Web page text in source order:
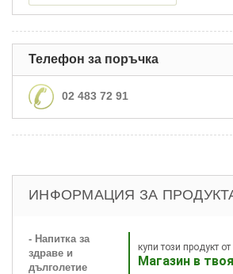
Телефон за поръчка
02 483 72 91
ИНФОРМАЦИЯ ЗА
купи този продукт от
Магазин в
- Напитка за
здраве и
дълголетие